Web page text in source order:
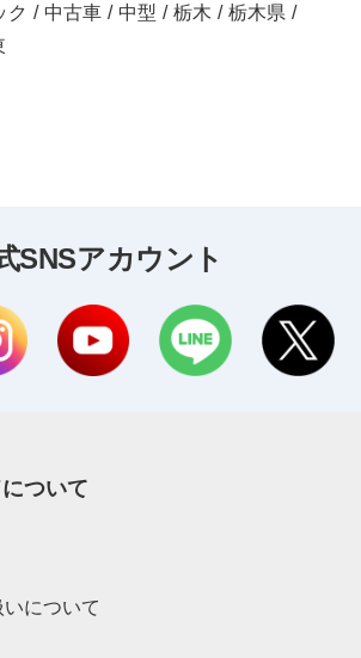
ク / 中古車 / 中型 / 栃木 / 栃木県 /
SNSアカウント
ついて
について